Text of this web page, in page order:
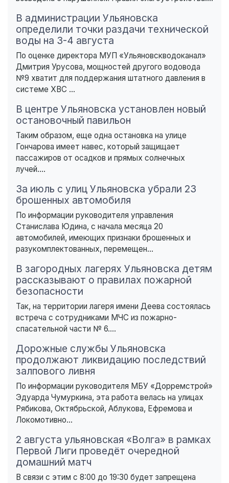
В администрации Ульяновска
определили точки раздачи технической
воды на 3-4 августа
По оценке директора МУП «Ульяновскводоканал»
Дмитрия Урусова, мощностей другого водовода
№9 хватит для поддержания штатного давления в
системе ХВС ...
В центре Ульяновска установлен новый
остановочный павильон
Таким образом, еще одна остановка на улице
Гончарова имеет навес, который защищает
пассажиров от осадков и прямых солнечных
лучей....
За июль с улиц Ульяновска убрали 23
брошенных автомобиля
По информации руководителя управления
Станислава Юдина, с начала месяца 20
автомобилей, имеющих признаки брошенных и
разукомплектованных, перемещен...
В загородных лагерях Ульяновска детям
рассказывают о правилах пожарной
безопасности
Так, на территории лагеря имени Деева состоялась
встреча с сотрудниками МЧС из пожарно-
спасательной части № 6....
Дорожные службы Ульяновска
продолжают ликвидацию последствий
залпового ливня
По информации руководителя МБУ «Дорремстрой»
Эдуарда Чумуркина, эта работа велась на улицах
Рябикова, Октябрьской, Аблукова, Ефремова и
Локомотивно...
2 августа ульяновская «Волга» в рамках
Первой Лиги проведёт очередной
домашний матч
В связи с этим с 8:00 до 19:30 будет запрещена